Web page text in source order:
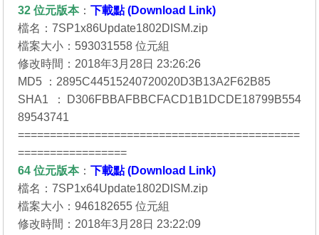
32 位元版本：下載點 (Download Link)
檔名：7SP1x86Update1802DISM.zip
檔案大小：593031558 位元組
修改時間：2018年3月28日 23:26:26
MD5 ：2895C44515240720020D3B13A2F62B85
SHA1 ：D306FBBAFBBCFACD1B1DCDE18799B554
89543741
============================================
=================
64 位元版本：下載點 (Download Link)
檔名：7SP1x64Update1802DISM.zip
檔案大小：946182655 位元組
修改時間：2018年3月28日 23:22:09